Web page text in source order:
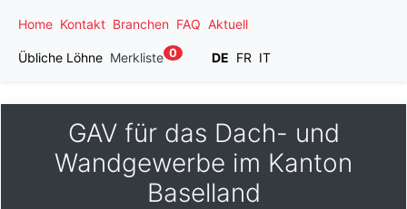
Home Kontakt Branchen FAQ Aktuell
Übliche Löhne Merkliste 0 DE FR IT
GAV für das Dach- und
Wandgewerbe im Kanton
Baselland